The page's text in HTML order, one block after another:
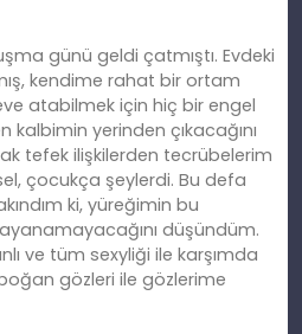
günü geldi çatmıştı. Evdeki
kendime rahat bir ortam
atabilmek için hiç bir engel
yerinden çıkacağını
tefek ilişkilerden tecrübelerim
çocukça şeylerdi. Bu defa
ki, yüreğimin bu
düşündüm.
ve tüm sexyliği ile karşımda
gözleri ile gözlerime